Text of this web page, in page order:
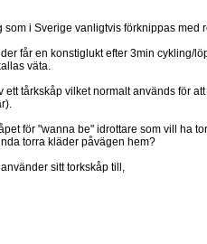
som i Sverige vanligtvis förknippas med
får en konstiglukt efter 3min cykling/
väta.
ett tårkskåp vilket normalt används för
för "wanna be" idrottare som vill ha
torra kläder påvägen hem?
sitt torkskåp till,